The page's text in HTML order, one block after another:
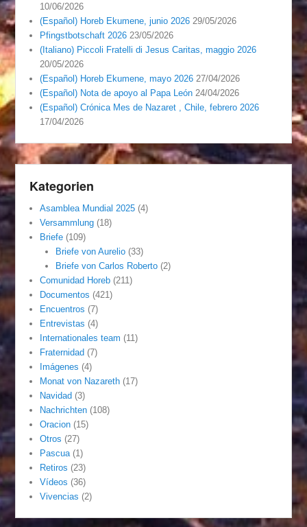
10/06/2026
(Español) Horeb Ekumene, junio 2026 29/05/2026
Pfingstbotschaft 2026 23/05/2026
(Italiano) Piccoli Fratelli di Jesus Caritas, maggio 2026
20/05/2026
(Español) Horeb Ekumene, mayo 2026 27/04/2026
(Español) Nota de apoyo al Papa León 24/04/2026
(Español) Crónica Mes de Nazaret , Chile, febrero 2026
17/04/2026
Kategorien
Asamblea Mundial 2025 (4)
Versammlung (18)
Briefe (109)
Briefe von Aurelio(33)
Briefe von Carlos Roberto(2)
Comunidad Horeb (211)
Documentos (421)
Encuentros (7)
Entrevistas (4)
Internationales team (11)
Fraternidad (7)
Imágenes (4)
Monat von Nazareth (17)
Navidad (3)
Nachrichten (108)
Oracion (15)
Otros (27)
Pascua (1)
Retiros (23)
Vídeos (36)
Vivencias (2)